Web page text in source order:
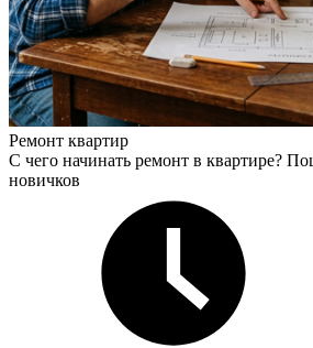
Ремонт квартир
С чего начинать ремонт в квартире?
новичков